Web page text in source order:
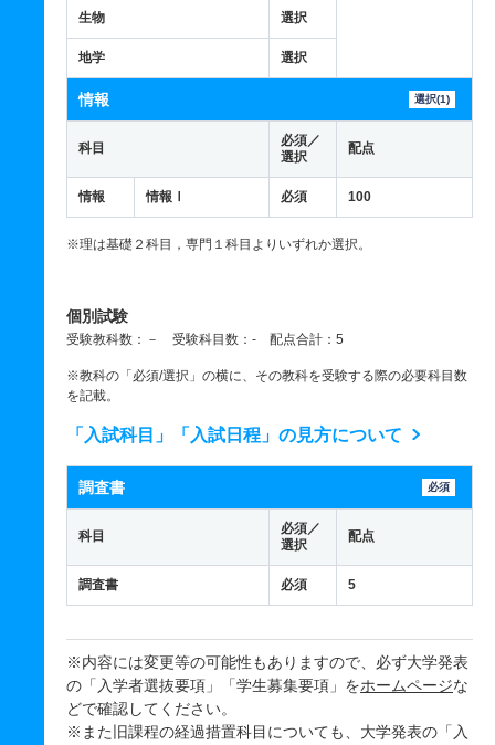
生物 選択
地学 選択
情報 選択(1)
科目
必須／
選択
配点
情報 情報Ⅰ 必須 100
※理は基礎２科目，専門１科目よりいずれか選択。
個別試験
受験教科数：－ 受験科目数：- 配点合計：5
※教科の「必須/選択」の横に、その教科を受験する際の必要科目数
を記載。
「入試科目」「入試日程」の見方について
調査書 必須
科目
必須／
選択
配点
調査書 必須 5
※内容には変更等の可能性もありますので、必ず大学発表
の「入学者選抜要項」「学生募集要項」をホームページな
どで確認してください。
※また旧課程の経過措置科目についても、大学発表の「入